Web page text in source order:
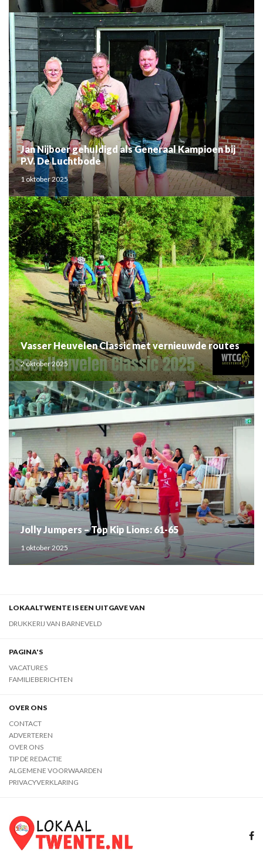
Jan Nijboer gehuldigd als Generaal Kampioen bij
P.V. De Luchtbode
1 oktober 2025
Vasser Heuvelen Classic met vernieuwde routes
2 oktober 2025
Jolly Jumpers – Top Kip Lions: 61-65
1 oktober 2025
LOKAALTWENTE IS EEN UITGAVE VAN
DRUKKERIJ VAN BARNEVELD
PAGINA'S
VACATURES
FAMILIEBERICHTEN
OVER ONS
CONTACT
ADVERTEREN
OVER ONS
TIP DE REDACTIE
ALGEMENE VOORWAARDEN
PRIVACYVERKLARING